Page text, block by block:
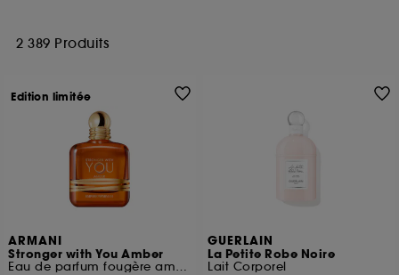
2 389 Produits
ARMANI
Stronger with You Amber
Eau de parfum fougère ambrée
Edition limitée
GUERLAIN
La Petite Robe Noire
Lait Corporel